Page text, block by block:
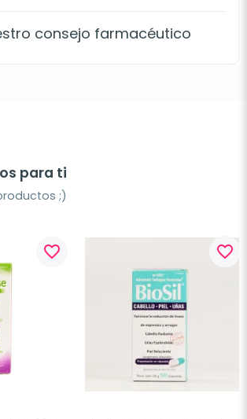
consejo farmacéutico
para ti
;)
favorite_border favorite_border